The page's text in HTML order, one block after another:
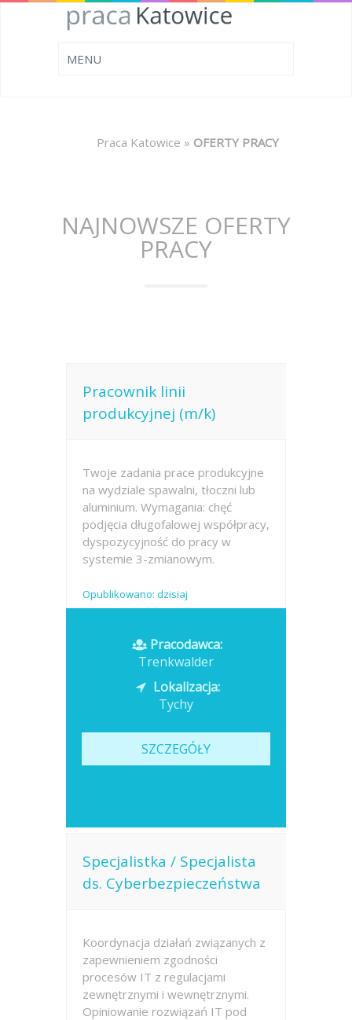
Praca Katowice » OFERTY PRACY
NAJNOWSZE OFERTY
PRACY
Pracownik linii
produkcyjnej (m/k)
Twoje zadania prace produkcyjne
na wydziale spawalni, tłoczni lub
aluminium. Wymagania: chęć
podjęcia długofalowej współpracy,
dyspozycyjność do pracy w
systemie 3-zmianowym.
Opublikowano: dzisiaj
Pracodawca:
Trenkwalder
Lokalizacja:
Tychy
SZCZEGÓŁY
Specjalistka / Specjalista
ds. Cyberbezpieczeństwa
Koordynacja działań związanych z
zapewnieniem zgodności
procesów IT z regulacjami
zewnętrznymi i wewnętrznymi.
Opiniowanie rozwiązań IT pod